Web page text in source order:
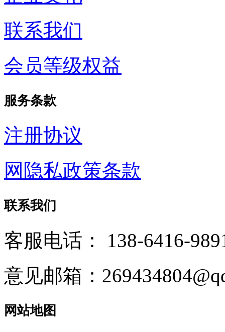
联系我们
会员等级权益
服务条款
注册协议
网隐私政策条款
联系我们
客服电话： 138-6416-
意见邮箱：
网站地图